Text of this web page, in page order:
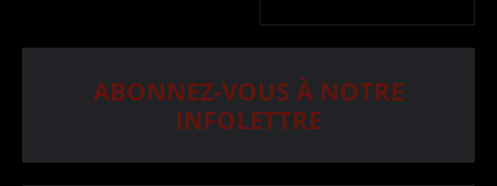
ABONNEZ-VOUS À NOTRE
INFOLETTRE